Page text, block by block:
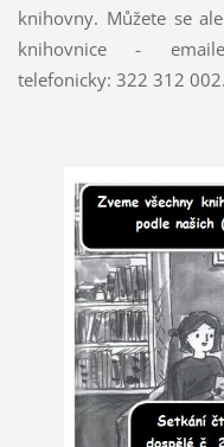
knihovny. Můžete se
knihovnice -
telefonicky: 322 312 002.